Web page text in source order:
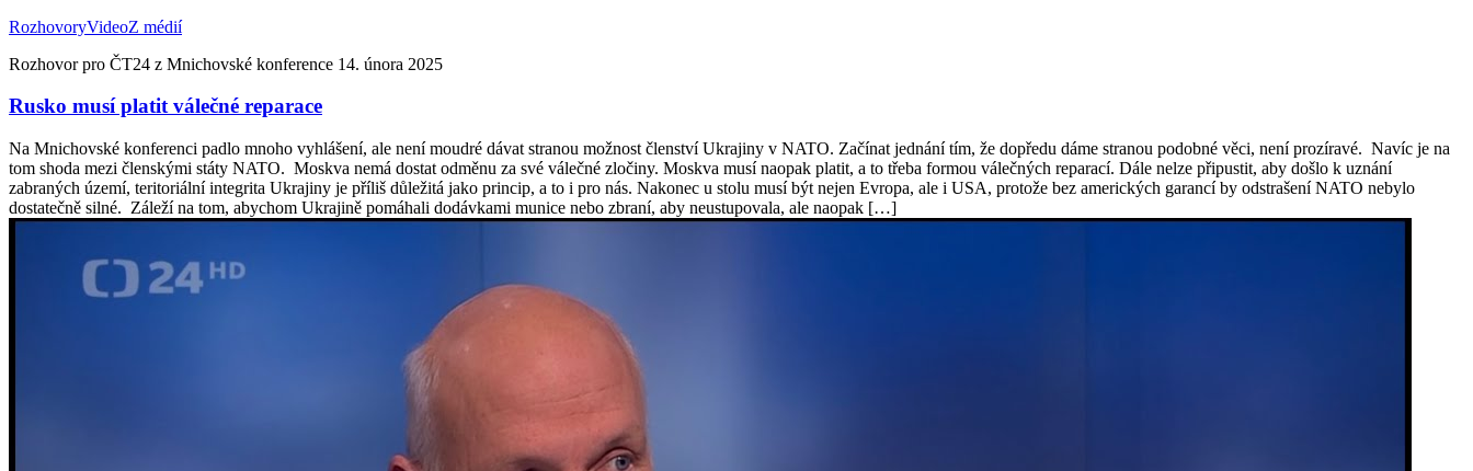
RozhovoryVideoZ médií
Rozhovor pro ČT24 z Mnichovské konference 14. února 2025
Rusko musí platit válečné reparace
Na Mnichovské konferenci padlo mnoho vyhlášení, ale není moudré dávat stranou možnost členství Ukrajiny v NATO. Začínat jednání tím, že dopředu dáme stranou podobné věci, není prozíravé. Navíc je na
tom shoda mezi členskými státy NATO. Moskva nemá dostat odměnu za své válečné zločiny. Moskva musí naopak platit, a to třeba formou válečných reparací. Dále nelze připustit, aby došlo k uznání
zabraných území, teritoriální integrita Ukrajiny je příliš důležitá jako princip, a to i pro nás. Nakonec u stolu musí být nejen Evropa, ale i USA, protože bez amerických garancí by odstrašení NATO nebylo
dostatečně silné. Záleží na tom, abychom Ukrajině pomáhali dodávkami munice nebo zbraní, aby neustupovala, ale naopak […]